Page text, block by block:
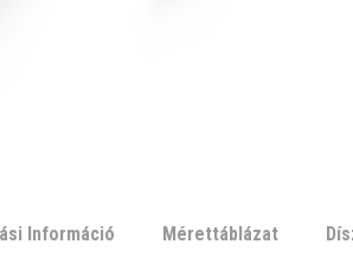
Információ Mérettáblázat